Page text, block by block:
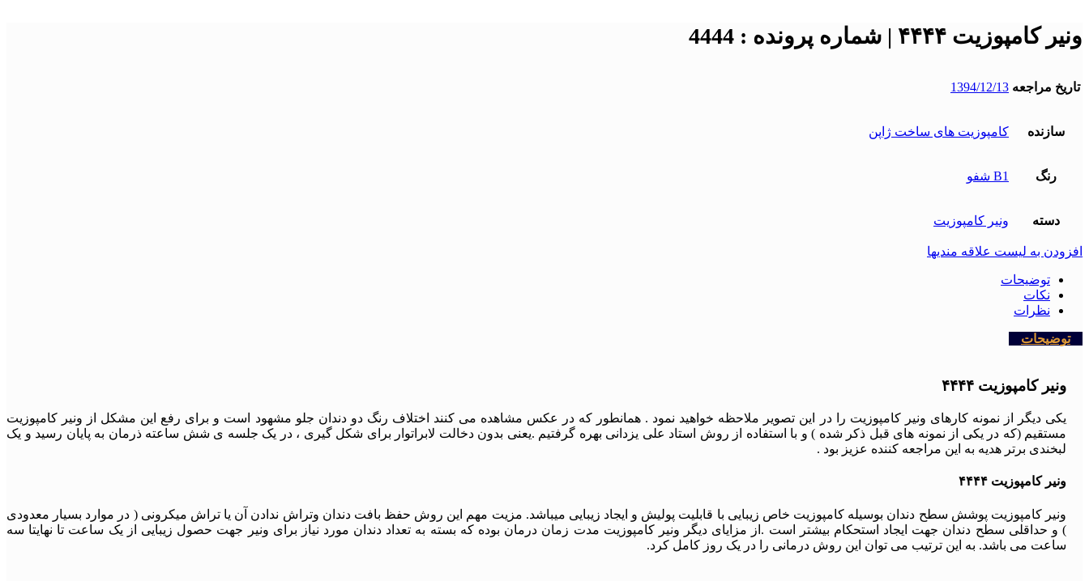
ونیر کامپوزیت ۴۴۴۴ | شماره پرونده : 4444
تاریخ مراجعه 1394/12/13
سازنده کامپوزیت های ساخت ژاپن
رنگ B1 شفو
دسته ونیر کامپوزیت
افزودن به لیست علاقه مندیها
توضیحات
نکات
نظرات
توضیحات
ونیر کامپوزیت ۴۴۴۴
یکی دیگر از نمونه کارهای ونیر کامپوزیت را در این تصویر ملاحظه خواهید نمود . همانطور که در عکس مشاهده می کنند اختلاف رنگ دو دندان جلو مشهود است و برای رفع این مشکل از ونیر کامپوزیت
مستقیم (که در یکی از نمونه های قبل ذکر شده ) و با استفاده از روش استاد علی یزدانی بهره گرفتیم .یعنی بدون دخالت لابراتوار برای شکل گیری ، در یک جلسه ی شش ساعته ذرمان به پایان رسید و یک
لبخندی برتر هدیه به این مراجعه کننده عزیز بود .
ونیر کامپوزیت ۴۴۴۴
ونیر کامپوزیت پوشش سطح دندان بوسیله کامپوزیت خاص زیبایی با قابلیت پولیش و ایجاد زیبایی میباشد. مزیت مهم این روش حفظ بافت دندان وتراش ندادن آن یا تراش میکرونی ( در موارد بسیار معدودی
) و حداقلی سطح دندان جهت ایجاد استحکام بیشتر است .از مزایای دیگر ونیر کامپوزیت مدت زمان درمان بوده که بسته به تعداد دندان مورد نیاز برای ونیر جهت حصول زیبایی از یک ساعت تا نهایتا سه
ساعت می باشد. به این ترتیب می توان این روش درمانی را در یک روز کامل کرد.